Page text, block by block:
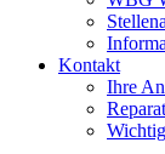
Kontakt
Ihre